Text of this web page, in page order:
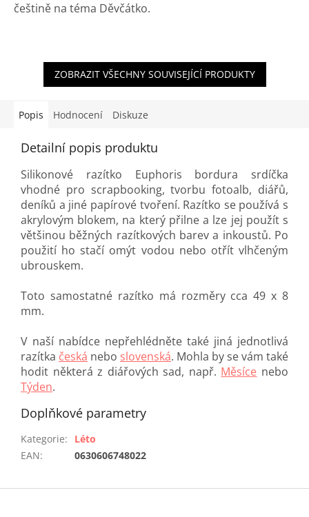
češtině na téma Děvčátko.
ZOBRAZIT VŠECHNY SOUVISEJÍCÍ PRODUKTY
Popis Hodnocení Diskuze
Detailní popis produktu
Silikonové razítko Euphoris bordura srdíčka
vhodné pro scrapbooking, tvorbu fotoalb, diářů,
deníků a jiné papírové tvoření. Razítko se používá s
akrylovým blokem, na který přilne a lze jej použít s
většinou běžných razítkových barev a inkoustů. Po
použití ho stačí omýt vodou nebo otřít vlhčeným
ubrouskem.
Toto samostatné razítko má rozměry cca 49 x 8
mm.
V naší nabídce nepřehlédněte také jiná jednotlivá
razítka česká nebo slovenská. Mohla by se vám také
hodit některá z diářových sad, např. Měsíce nebo
Týden.
Doplňkové parametry
Kategorie:
Léto
EAN: 0630606748022
Z